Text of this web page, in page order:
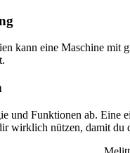
kann eine Maschine mit
und Funktionen ab. Eine
wirklich nützen, damit du